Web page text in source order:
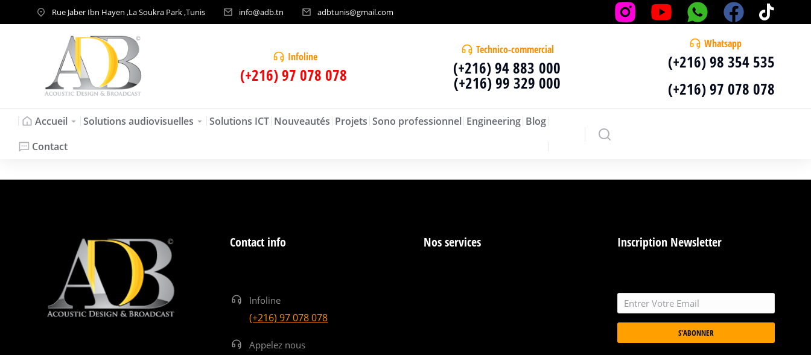
Rue Jaber Ibn Hayen ,La Soukra Park ,Tunis info@adb.tn adbtunis@gmail.com
Infoline
(+216) 97 078 078
Technico-commercial
(+216) 94 883 000
(+216) 99 329 000
Whatsapp
(+216) 98 354 535
(+216) 97 078 078
Accueil Solutions audiovisuelles Solutions ICT Nouveautés Projets Sono professionnel Engineering Blog
Contact
Contact info
Infoline
(+216) 97 078 078
Appelez nous
Nos services Inscription Newsletter
S'ABONNER